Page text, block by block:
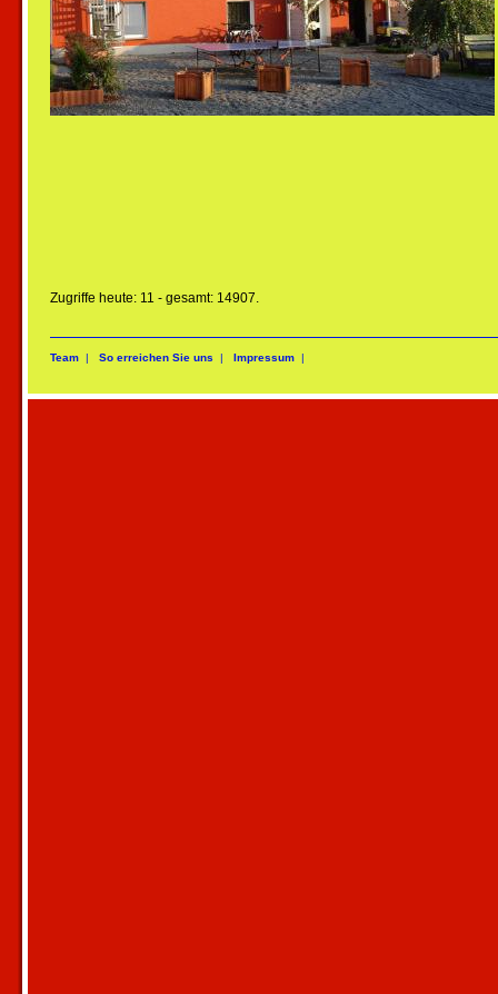
Zugriffe heute: 11 - gesamt: 14907.
Team | So erreichen Sie uns | Impressum |